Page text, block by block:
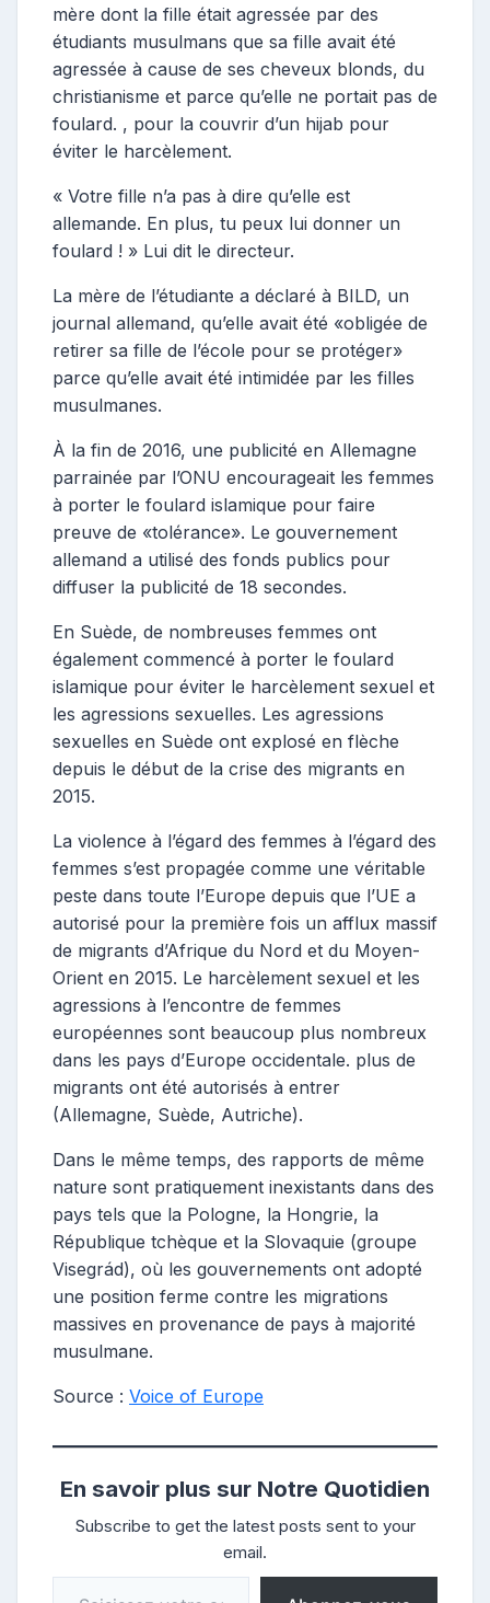
mère dont la fille était agressée par des
étudiants musulmans que sa fille avait été
agressée à cause de ses cheveux blonds, du
christianisme et parce qu’elle ne portait pas de
foulard. , pour la couvrir d’un hijab pour
éviter le harcèlement.
« Votre fille n’a pas à dire qu’elle est
allemande. En plus, tu peux lui donner un
foulard ! » Lui dit le directeur.
La mère de l’étudiante a déclaré à BILD, un
journal allemand, qu’elle avait été «obligée de
retirer sa fille de l’école pour se protéger»
parce qu’elle avait été intimidée par les filles
musulmanes.
À la fin de 2016, une publicité en Allemagne
parrainée par l’ONU encourageait les femmes
à porter le foulard islamique pour faire
preuve de «tolérance». Le gouvernement
allemand a utilisé des fonds publics pour
diffuser la publicité de 18 secondes.
En Suède, de nombreuses femmes ont
également commencé à porter le foulard
islamique pour éviter le harcèlement sexuel et
les agressions sexuelles. Les agressions
sexuelles en Suède ont explosé en flèche
depuis le début de la crise des migrants en
2015.
La violence à l’égard des femmes à l’égard des
femmes s’est propagée comme une véritable
peste dans toute l’Europe depuis que l’UE a
autorisé pour la première fois un afflux massif
de migrants d’Afrique du Nord et du Moyen-
Orient en 2015. Le harcèlement sexuel et les
agressions à l’encontre de femmes
européennes sont beaucoup plus nombreux
dans les pays d’Europe occidentale. plus de
migrants ont été autorisés à entrer
(Allemagne, Suède, Autriche).
Dans le même temps, des rapports de même
nature sont pratiquement inexistants dans des
pays tels que la Pologne, la Hongrie, la
République tchèque et la Slovaquie (groupe
Visegrád), où les gouvernements ont adopté
une position ferme contre les migrations
massives en provenance de pays à majorité
musulmane.
Source : Voice of Europe
En savoir plus sur Notre Quotidien
Subscribe to get the latest posts sent to your
email.
Saisissez votre adresse e-mail…